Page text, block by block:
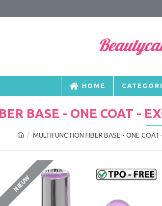
HOME
MULTIFUNCTION FIBER BASE - ONE
BASE - ONE COAT -
NIEUW